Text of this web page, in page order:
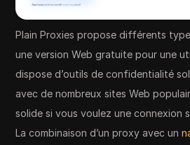
Plain Proxies propose différents
une version Web gratuite pour une
dispose d’outils de confidentialité
avec de nombreux sites Web
solide si vous voulez une connexion
La combinaison d’un proxy avec un